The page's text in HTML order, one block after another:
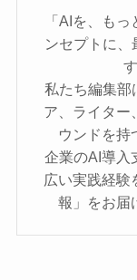
「AIを、も
ンセプトに
私たち編集部
ア、ライター
ウンドを持
企業のAI導入
広い実践経験
報」をお届